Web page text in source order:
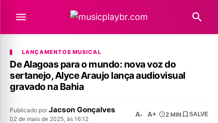
LANÇAMENTOS MUSICAL
De Alagoas para o mundo: nova voz do
sertanejo, Alyce Araujo lança audiovisual
gravado na Bahia
Publicado por Jacson Gonçalves
02 de maio de 2025, às 16:12
A- A+ 2 MIN SALVE